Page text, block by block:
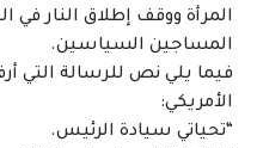
المرأة ووقف إطلاق النار في
المساجين السياسين.
فيما يلي نص للرسالة التي
الأمريكي:
“تحياتي سيادة الرئيس.